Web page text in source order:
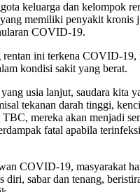
keluarga dan kelompok
memiliki penyakit kronis
COVID-19.
rentan ini terkena COVID-19,
kondisi sakit yang berat.
usia lanjut, saudara kita
tekanan darah tinggi,
mereka akan menjadi
fatal apabila
COVID-19, masyarakat
diri, sabar dan tenang,